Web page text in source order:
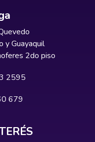
y Guayaquil
2do piso
2595
679